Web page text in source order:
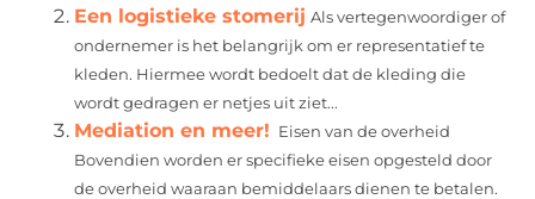
Een logistieke stomerij Als vertegenwoordiger of
ondernemer is het belangrijk om er representatief te
kleden. Hiermee wordt bedoelt dat de kleding die
wordt gedragen er netjes uit ziet...
Mediation en meer! Eisen van de overheid
Bovendien worden er specifieke eisen opgesteld door
de overheid waaraan bemiddelaars dienen te betalen.